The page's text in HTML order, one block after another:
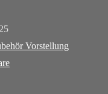
Vorstellung